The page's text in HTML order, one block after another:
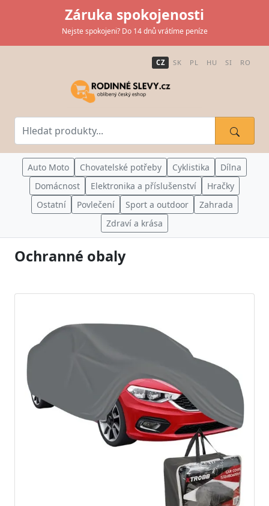
Záruka spokojenosti
Nejste spokojeni? Do 14 dnů vrátíme peníze
CZ SK PL HU SI RO
Auto Moto Chovatelské potřeby Cyklistika
Dílna
Domácnost
Elektronika a příslušenství
Hračky
Ostatní
Povlečení Sport a outdoor
Zahrada
Zdraví a krása
Ochranné obaly